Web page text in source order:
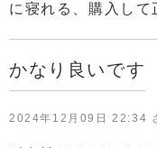
に寝れる、購入して
かなり良いです
2024年12月09日 22:34